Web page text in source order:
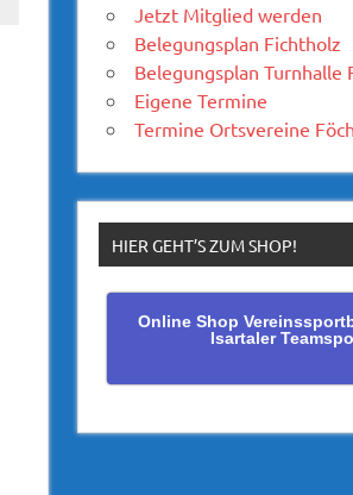
Jetzt Mitglied werden
Belegungsplan Fichtholz
Belegungsplan Turnhalle
Eigene Termine
Termine Ortsvereine
HIER GEHT’S ZUM SHOP!
Online Shop
Isartaler